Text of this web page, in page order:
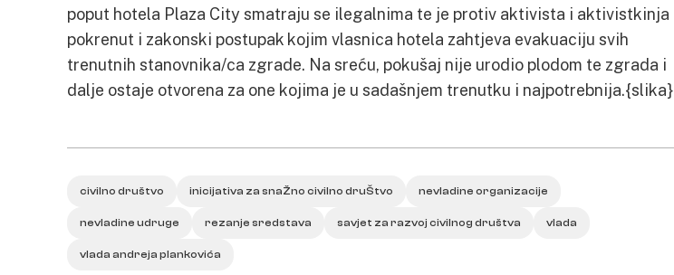
poput hotela Plaza City smatraju se ilegalnima te je protiv aktivista i aktivistkinja
pokrenut i zakonski postupak kojim vlasnica hotela zahtjeva evakuaciju svih
trenutnih stanovnika/ca zgrade. Na sreću, pokušaj nije urodio plodom te zgrada i
dalje ostaje otvorena za one kojima je u sadašnjem trenutku i najpotrebnija.{slika}
civilno društvo inicijativa za snaŽno civilno druŠtvo nevladine organizacije
nevladine udruge rezanje sredstava savjet za razvoj civilnog društva vlada
vlada andreja plankovića